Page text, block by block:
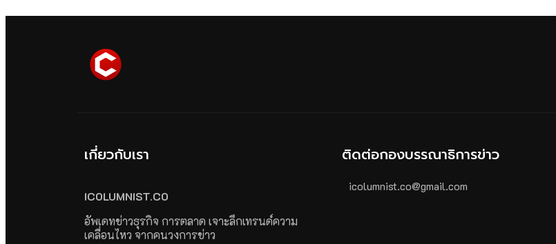
เกี่ยวกับเรา
ICOLUMNIST.CO
อัพเดทข่าวธุรกิจ การตลาด เจาะลึกเทรนด์ความ
เคลื่อนไหว จากคนวงการข่าว
ติดต่อกองบรรณาธิการข่าว
icolumnist.co@gmail.com